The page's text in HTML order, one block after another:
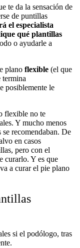
te da la sensación de
de puntillas
el especialista
qué plantillas
o ayudarle a
plano flexible (el que
termina
posiblemente le
flexible no te
Y mucho menos
se recomendaban. De
en casos
pero con el
curarlo. Y es que
a curar el pie plano
si el podólogo, tras